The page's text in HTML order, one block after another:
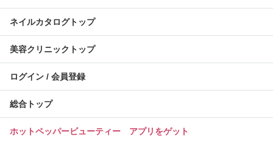
ネイルカタログトップ
美容クリニックトップ
ログイン / 会員登録
総合トップ
ホットペッパービューティー アプリをゲット